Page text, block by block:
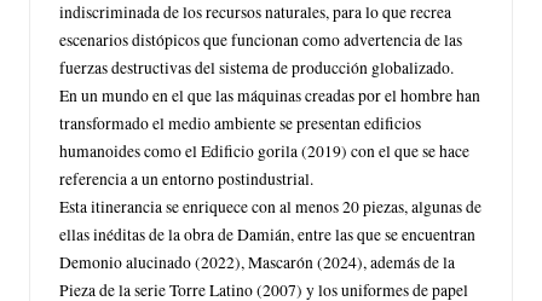
indiscriminada de los recursos naturales, para lo que recrea
escenarios distópicos que funcionan como advertencia de las
fuerzas destructivas del sistema de producción globalizado.
En un mundo en el que las máquinas creadas por el hombre han
transformado el medio ambiente se presentan edificios
humanoides como el Edificio gorila (2019) con el que se hace
referencia a un entorno postindustrial.
Esta itinerancia se enriquece con al menos 20 piezas, algunas de
ellas inéditas de la obra de Damián, entre las que se encuentran
Demonio alucinado (2022), Mascarón (2024), además de la
Pieza de la serie Torre Latino (2007) y los uniformes de papel